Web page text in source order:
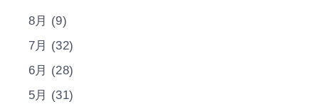
8月 (9)
7月 (32)
6月 (28)
5月 (31)